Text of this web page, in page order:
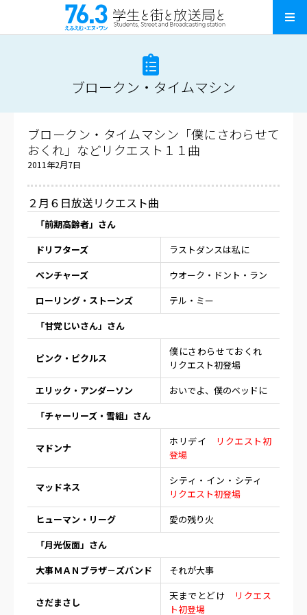
ブロークン・タイムマシン
ブロークン・タイムマシン「僕にさわらせて
おくれ」などリクエスト１１曲
2011年2月7日
２月６日放送リクエスト曲
「前期高齢者」さん
ドリフターズ
ラストダンスは私に
ベンチャーズ
ウオーク・ドント・ラン
ローリング・ストーンズ
テル・ミー
「甘党じいさん」さん
ピンク・ピクルス
僕にさわらせておくれ
リクエスト初登場
エリック・アンダーソン
おいでよ、僕のベッドに
「チャーリーズ・雪組」さん
マドンナ
ホリデイ
リクエスト初
登場
マッドネス
シティ・イン・シティ
リクエスト初登場
ヒューマン・リーグ
愛の残り火
「月光仮面」さん
大事ＭＡＮブラザ－ズバンド
それが大事
さだまさし
天までとどけ リクエス
ト初登場